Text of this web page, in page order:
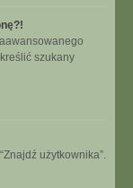
szukany
użytkownika”.